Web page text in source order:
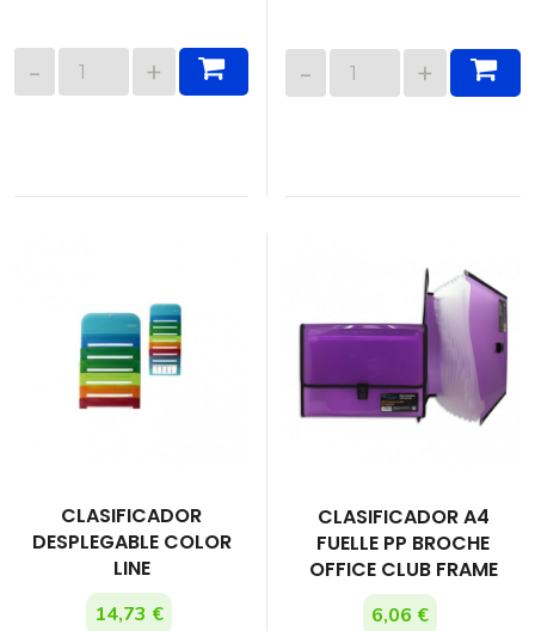
CLASIFICADOR
DESPLEGABLE COLOR
LINE
14,73 €
CLASIFICADOR A4
FUELLE PP BROCHE
OFFICE CLUB FRAME
6,06 €